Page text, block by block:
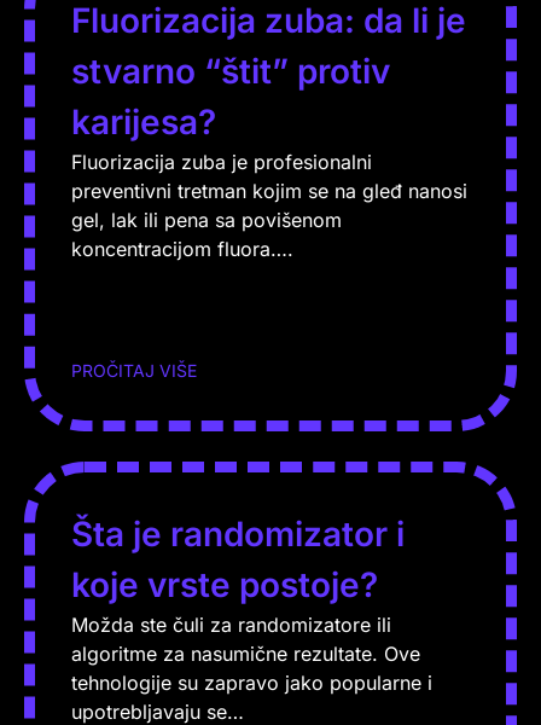
Fluorizacija zuba: da li je
stvarno “štit” protiv
karijesa?
Fluorizacija zuba je profesionalni
preventivni tretman kojim se na gleđ nanosi
gel, lak ili pena sa povišenom
koncentracijom fluora….
PROČITAJ VIŠE
Šta je randomizator i
koje vrste postoje?
Možda ste čuli za randomizatore ili
algoritme za nasumične rezultate. Ove
tehnologije su zapravo jako popularne i
upotrebljavaju se…